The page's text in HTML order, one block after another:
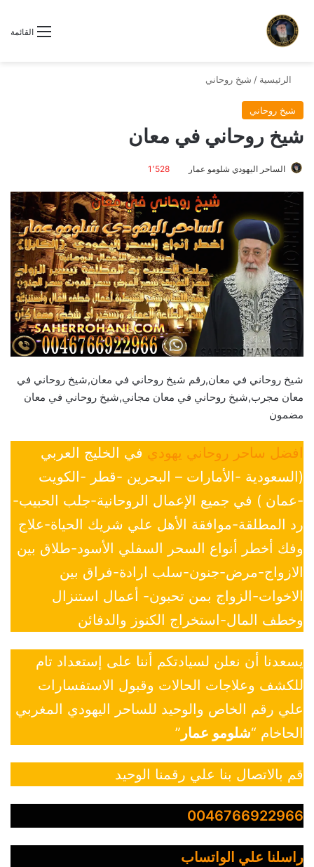
القائمة
الرئيسية / شيخ روحاني
شيخ روحاني
شيخ روحاني في معان
الساحر اليهودي شلومو عمار 1٬528
شيخ روحاني في معان,رقم شيخ روحاني في معان,شيخ روحاني في
معان مجرب,شيخ روحاني في معان مجاني,شيخ روحاني في معان
مضمون
افضل ساحر روحاني يهودي في الخليج العربي
(السعودية -الأمارات – البحرين -قطر -الكويت
-عمان ) في جميع الإعمال الروحانية-جلب الحبيب-
رد المطلقة-موافقة الأهل علي شريك الحياة-علاج
وفك أخطر أنواع السحر السفلي الأسود-طلاق بين
الازواج-مرض-جنون-سلب ارادة-فراق بين
الاخوات-الزواج بمن تحبون- أعمال استنزال
وخطف المال-استخراج الكنوز والدفائن
يسعدنا أن نعلن لسيادتكم أننا على إستعداد تام
للكشف وعلاجات الحالات وقبول الاستفسارات
علي رقم الخاص والوحيد للساحر اليهودي المغربي
الحاخام “شلومو عمار ”
قم بالاتصال بنا علي رقمنا الوحيد
0046766922966
راسلنا علي الواتساب